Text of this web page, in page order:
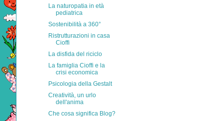
La naturopatia in età
pediatrica
Sostenibilità a 360°
Ristrutturazioni in casa
Cioffi
La disfida del riciclo
La famiglia Cioffi e la
crisi economica
Psicologia della Gestalt
Creatività, un urlo
dell'anima
Che cosa significa Blog?